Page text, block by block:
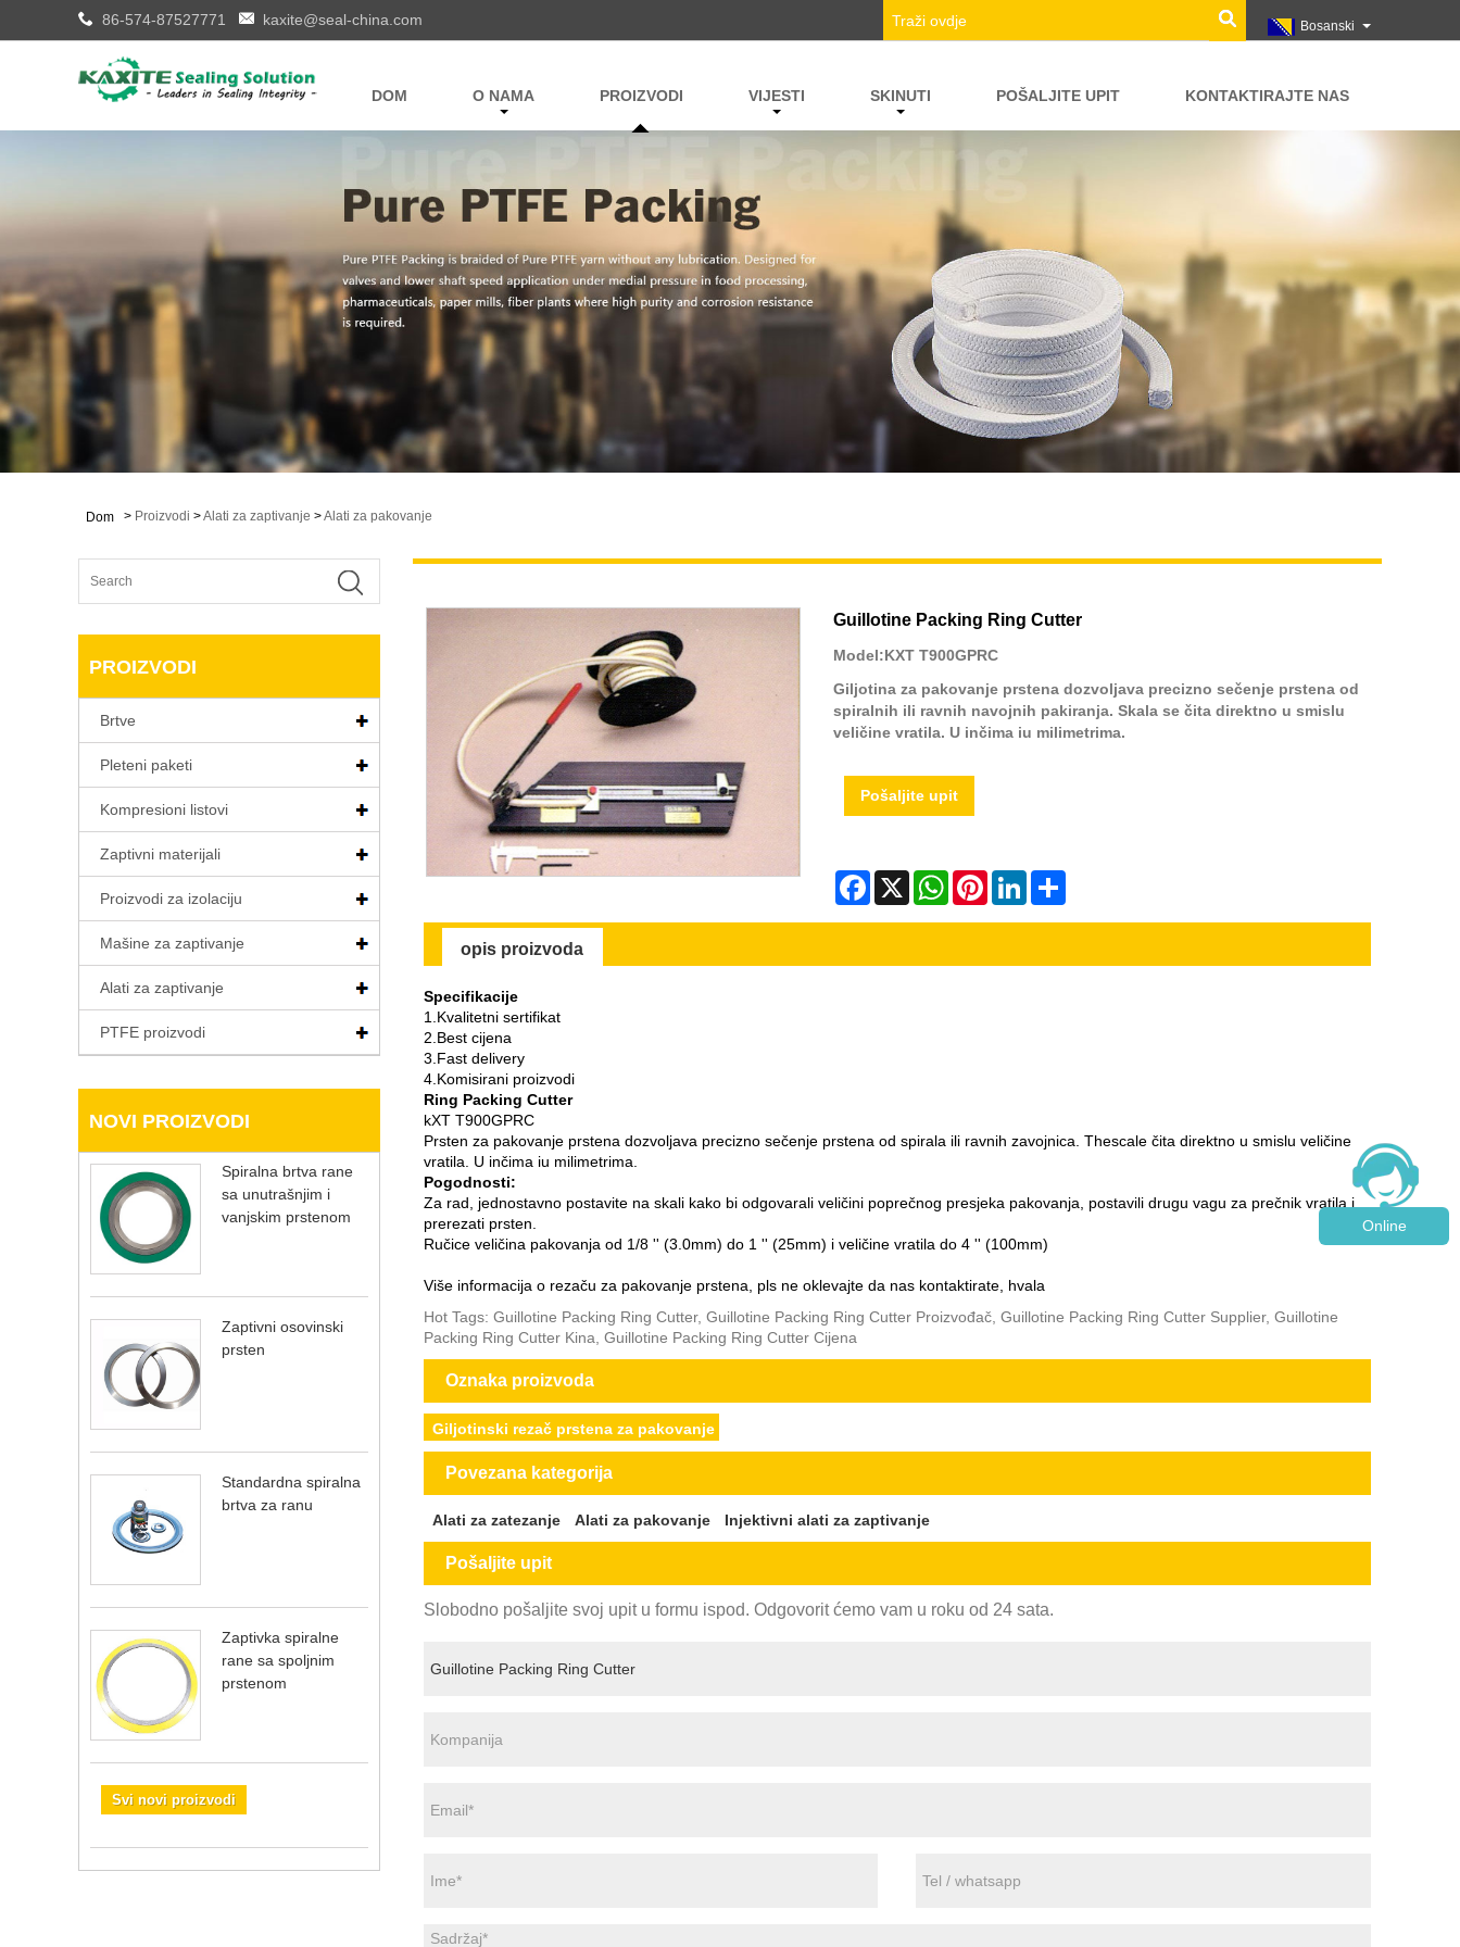
86-574-87527771 kaxite@seal-china.com Bosanski
DOM O NAMA PROIZVODI VIJESTI SKINUTI POŠALJITE UPIT KONTAKTIRAJTE NAS
Dom > Proizvodi >Alati za zaptivanje >Alati za pakovanje
PROIZVODI
Brtve
Pleteni paketi
Kompresioni listovi
Zaptivni materijali
Proizvodi za izolaciju
Mašine za zaptivanje
Alati za zaptivanje
PTFE proizvodi
NOVI PROIZVODI
Spiralna brtva rane
sa unutrašnjim i
vanjskim prstenom
Zaptivni osovinski
prsten
Standardna spiralna
brtva za ranu
Zaptivka spiralne
rane sa spoljnim
prstenom
Svi novi proizvodi
Guillotine Packing Ring Cutter
Model:KXT T900GPRC
Giljotina za pakovanje prstena dozvoljava precizno sečenje prstena od
spiralnih ili ravnih navojnih pakiranja. Skala se čita direktno u smislu
veličine vratila. U inčima iu milimetrima.
Pošaljite upit
Facebook
X WhatsAppPinterestLinkedInShare
opis proizvoda
Specifikacije
1.Kvalitetni sertifikat
2.Best cijena
3.Fast delivery
4.Komisirani proizvodi
Ring Packing Cutter
kXT T900GPRC
Prsten za pakovanje prstena dozvoljava precizno sečenje prstena od spirala ili ravnih zavojnica. Thescale čita direktno u smislu veličine
vratila. U inčima iu milimetrima.
Pogodnosti:
Za rad, jednostavno postavite na skali kako bi odgovarali veličini poprečnog presjeka pakovanja, postavili drugu vagu za prečnik vratila i
prerezati prsten.
Ručice veličina pakovanja od 1/8 '' (3.0mm) do 1 '' (25mm) i veličine vratila do 4 '' (100mm)
Više informacija o rezaču za pakovanje prstena, pls ne oklevajte da nas kontaktirate, hvala
Hot Tags: Guillotine Packing Ring Cutter, Guillotine Packing Ring Cutter Proizvođač, Guillotine Packing Ring Cutter Supplier, Guillotine
Packing Ring Cutter Kina, Guillotine Packing Ring Cutter Cijena
Oznaka proizvoda
Giljotinski rezač prstena za pakovanje
Povezana kategorija
Alati za zatezanje Alati za pakovanje Injektivni alati za zaptivanje
Pošaljite upit
Slobodno pošaljite svoj upit u formu ispod. Odgovorit ćemo vam u roku od 24 sata.
Online